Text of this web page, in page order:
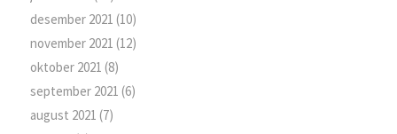
desember 2021 (10)
november 2021 (12)
oktober 2021 (8)
september 2021 (6)
august 2021 (7)